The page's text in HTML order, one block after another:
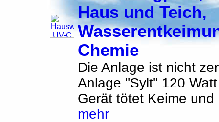
Haus und Teich,
Chemie
Die Anlage ist nicht
Anlage ''Sylt'' 120
Gerät tötet Keime und
mehr